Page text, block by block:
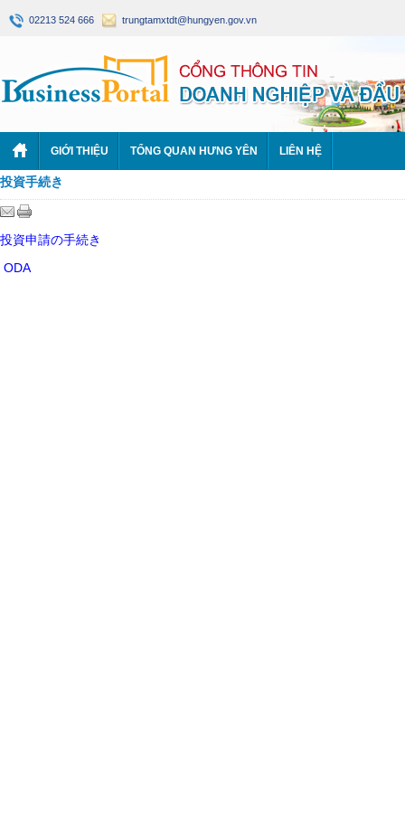
02213 524 666 trungtamxtdt@hungyen.gov.vn
GIỚI THIỆU TỔNG QUAN HƯNG YÊN LIÊN HỆ
投資手続き
投資申請の手続き
ODA